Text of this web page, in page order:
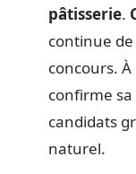
pâtisserie.
continue
concours.
confirme
candidats
naturel.